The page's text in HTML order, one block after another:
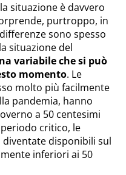
situazione è davvero
purtroppo, in
sono spesso
situazione del
variabile che si può
momento. Le
molto più facilmente
pandemia, hanno
a 50 centesimi
critico, le
disponibili sul
inferiori ai 50